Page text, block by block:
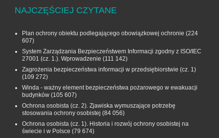
NAJCZĘŚCIEJ CZYTANE
Plan ochrony obiektu podlegającego obowiązkowej ochronie (224
607)
System Zarządzania Bezpieczeństwem Informacji zgodny z ISO/IEC
27001 (cz. 1.). Wprowadzenie (111 142)
Zagrożenia bezpieczeństwa informacji w przedsiębiorstwie (cz. 1)
(109 272)
Winda - ważny element bezpieczeństwa pożarowego w ewakuacji
budynków (105 607)
Ochrona osobista (cz. 2). Zjawiska wymuszające potrzebę
stosowania ochrony osobistej (84 056)
Ochrona osobista (cz. 1). Historia i rozwój ochrony osobistej na
świecie i w Polsce (79 674)